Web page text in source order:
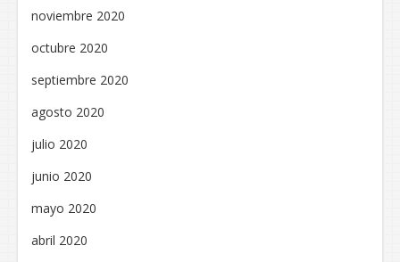
noviembre 2020
octubre 2020
septiembre 2020
agosto 2020
julio 2020
junio 2020
mayo 2020
abril 2020